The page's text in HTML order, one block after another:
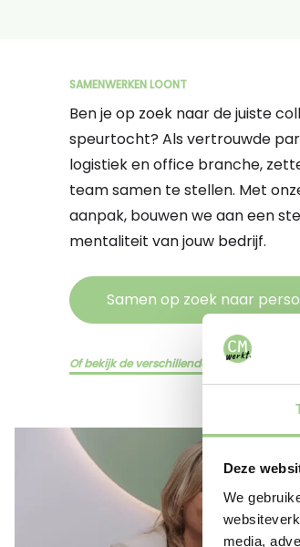
Deze
We
media,
SAMENWERKEN LOONT
Ben je op zoek naar de juiste
speurtocht? Als vertrouwde
logistiek en office branche,
team samen te stellen. Met
aanpak, bouwen we aan een
mentaliteit van jouw bedrijf.
Samen op zoek naar
Of bekijk de verschillende diensten hier